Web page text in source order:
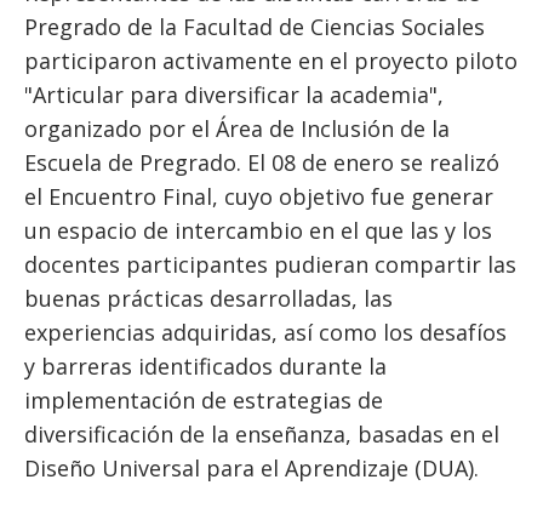
BIBLIOTECA
ADMISIÓN
ESTUDIANTES
FUNCIONARIOS
EGRESADOS
Pregrado de la Facultad de Ciencias Sociales
participaron activamente en el proyecto piloto
"Articular para diversificar la academia",
organizado por el Área de Inclusión de la
Escuela de Pregrado. El 08 de enero se realizó
el Encuentro Final, cuyo objetivo fue generar
un espacio de intercambio en el que las y los
docentes participantes pudieran compartir las
buenas prácticas desarrolladas, las
experiencias adquiridas, así como los desafíos
y barreras identificados durante la
implementación de estrategias de
diversificación de la enseñanza, basadas en el
Diseño Universal para el Aprendizaje (DUA).